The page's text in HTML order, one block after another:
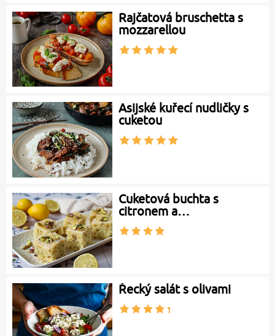
Rajčatová bruschetta s
mozzarellou
Asijské kuřecí nudličky s
cuketou
Cuketová buchta s
citronem a…
Řecký salát s olivami